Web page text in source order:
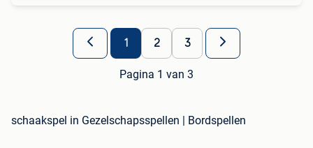
1 2 3
Pagina 1 van 3
schaakspel in Gezelschapsspellen | Bordspellen